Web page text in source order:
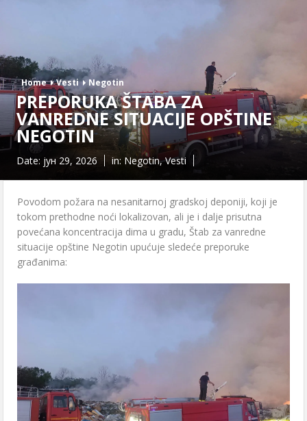
Home Vesti Negotin
PREPORUKA ŠTABA ZA
VANREDNE SITUACIJE OPŠTINE
NEGOTIN
Date: јун 29, 2026 in: Negotin,Vesti
Povodom požara na nesanitarnoj gradskoj deponiji, koji je
tokom prethodne noći lokalizovan, ali je i dalje prisutna
povećana koncentracija dima u gradu, Štab za vanredne
situacije opštine Negotin upućuje sledeće preporuke
građanima: